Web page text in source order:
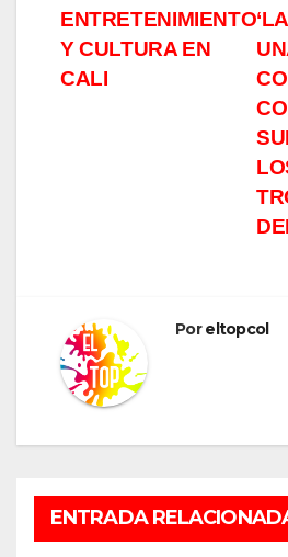
ENTRETENIMIENTO
Y CULTURA EN
CALI
Poreltopcol
ENTRADA